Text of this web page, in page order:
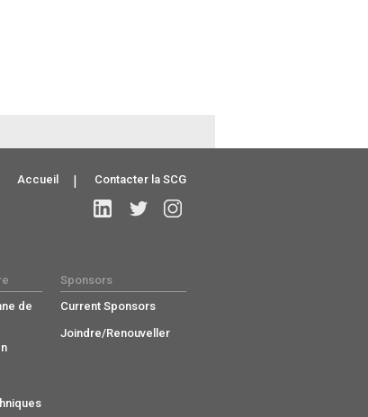
Contacter la SCG
|
Accueil
de
Sponsors
Current Sponsors
Joindre/Renouveller